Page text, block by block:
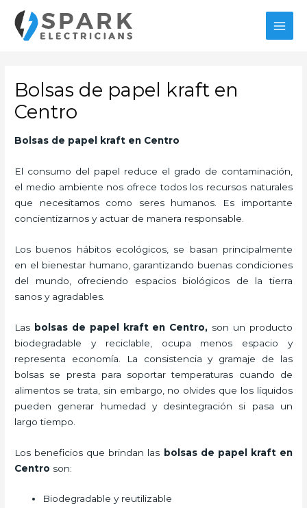
contenido
Bolsas de papel kraft en
Centro
Bolsas de papel kraft en Centro
El consumo del papel reduce el grado de contaminación,
el medio ambiente nos ofrece todos los recursos naturales
que necesitamos como seres humanos. Es importante
concientizarnos y actuar de manera responsable.
Los buenos hábitos ecológicos, se basan principalmente
en el bienestar humano, garantizando buenas condiciones
del mundo, ofreciendo espacios biológicos de la tierra
sanos y agradables.
Las bolsas de papel kraft en Centro, son un producto
biodegradable y reciclable, ocupa menos espacio y
representa economía. La consistencia y gramaje de las
bolsas se presta para soportar temperaturas cuando de
alimentos se trata, sin embargo, no olvides que los líquidos
pueden generar humedad y desintegración si pasa un
largo tiempo.
Los beneficios que brindan las bolsas de papel kraft en
Centro son:
Biodegradable y reutilizable